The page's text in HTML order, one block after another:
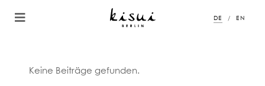
DE EN
Keine Beiträge gefunden.